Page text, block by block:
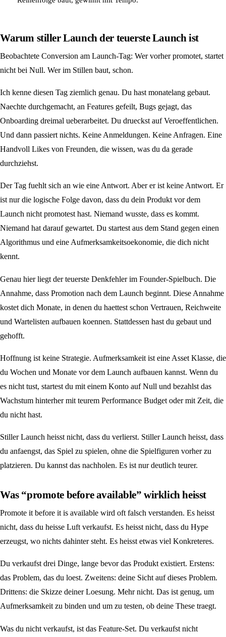
Warum stiller Launch der teuerste Launch ist
Beobachtete Conversion am Launch-Tag: Wer vorher promotet, startet
nicht bei Null. Wer im Stillen baut, schon.
Ich kenne diesen Tag ziemlich genau. Du hast monatelang gebaut.
Naechte durchgemacht, an Features gefeilt, Bugs gejagt, das
Onboarding dreimal ueberarbeitet. Du drueckst auf Veroeffentlichen.
Und dann passiert nichts. Keine Anmeldungen. Keine Anfragen. Eine
Handvoll Likes von Freunden, die wissen, was du da gerade
durchziehst.
Der Tag fuehlt sich an wie eine Antwort. Aber er ist keine Antwort. Er
ist nur die logische Folge davon, dass du dein Produkt vor dem
Launch nicht promotest hast. Niemand wusste, dass es kommt.
Niemand hat darauf gewartet. Du startest aus dem Stand gegen einen
Algorithmus und eine Aufmerksamkeitsoekonomie, die dich nicht
kennt.
Genau hier liegt der teuerste Denkfehler im Founder-Spielbuch. Die
Annahme, dass Promotion nach dem Launch beginnt. Diese Annahme
kostet dich Monate, in denen du haettest schon Vertrauen, Reichweite
und Wartelisten aufbauen koennen. Stattdessen hast du gebaut und
gehofft.
Hoffnung ist keine Strategie. Aufmerksamkeit ist eine Asset Klasse, die
du Wochen und Monate vor dem Launch aufbauen kannst. Wenn du
es nicht tust, startest du mit einem Konto auf Null und bezahlst das
Wachstum hinterher mit teurem Performance Budget oder mit Zeit, die
du nicht hast.
Stiller Launch heisst nicht, dass du verlierst. Stiller Launch heisst, dass
du anfaengst, das Spiel zu spielen, ohne die Spielfiguren vorher zu
platzieren. Du kannst das nachholen. Es ist nur deutlich teurer.
Was “promote before available” wirklich heisst
Promote it before it is available wird oft falsch verstanden. Es heisst
nicht, dass du heisse Luft verkaufst. Es heisst nicht, dass du Hype
erzeugst, wo nichts dahinter steht. Es heisst etwas viel Konkreteres.
Du verkaufst drei Dinge, lange bevor das Produkt existiert. Erstens:
das Problem, das du loest. Zweitens: deine Sicht auf dieses Problem.
Drittens: die Skizze deiner Loesung. Mehr nicht. Das ist genug, um
Aufmerksamkeit zu binden und um zu testen, ob deine These traegt.
Was du nicht verkaufst, ist das Feature-Set. Du verkaufst nicht